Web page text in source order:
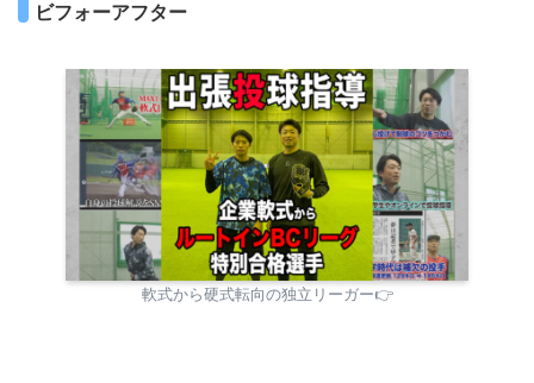
ビフォーアフター
軟式から硬式転向の独立リーガー👉